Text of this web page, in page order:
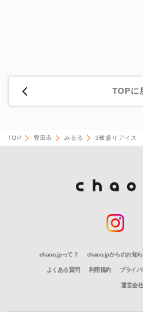
TOPに
TOP 豊田市 みるる 3種盛りアイス
chaoo.jpって？ chaoo.jpからのお知
よくある質問 利用規約 プライ
運営会社